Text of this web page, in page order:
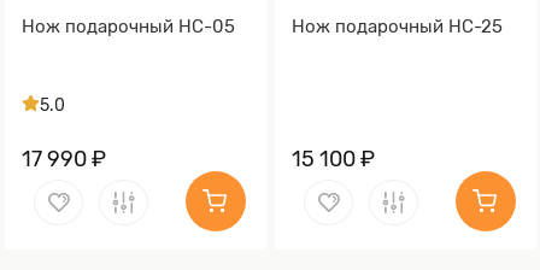
Нож подарочный НС-05
5.0
17 990 ₽
Нож подарочный НС-25
15 100 ₽